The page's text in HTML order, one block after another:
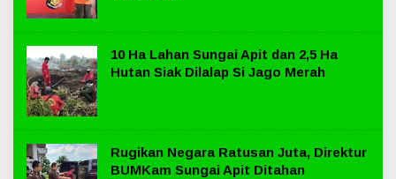
10 Ha Lahan Sungai Apit dan 2,5 Ha
Hutan Siak Dilalap Si Jago Merah
Rugikan Negara Ratusan Juta, Direktur
BUMKam Sungai Apit Ditahan